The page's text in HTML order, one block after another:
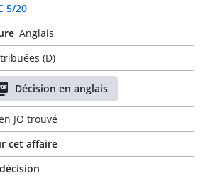
5/20
Anglais
(D)
Décision en anglais
JO trouvé
cet affaire -
-